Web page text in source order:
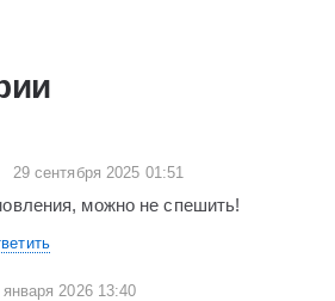
29 сентября 2025 01:51
можно не спешить!
января 2026 13:40